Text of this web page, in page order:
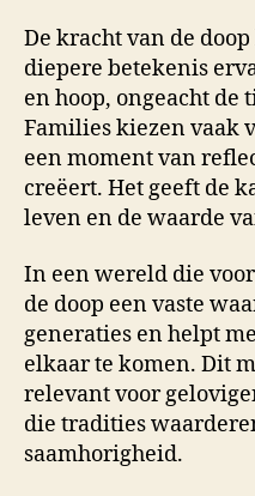
De kracht van de
diepere betekenis
en hoop, ongeacht
Families kiezen vaak
een moment van
creëert. Het geeft de
leven en de waarde
In een wereld die
de doop een vaste
generaties en helpt
elkaar te komen. Dit
relevant voor
die tradities
saamhorigheid.